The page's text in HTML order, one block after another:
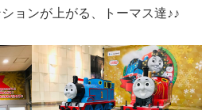
ョンが上がる、トーマス達♪♪